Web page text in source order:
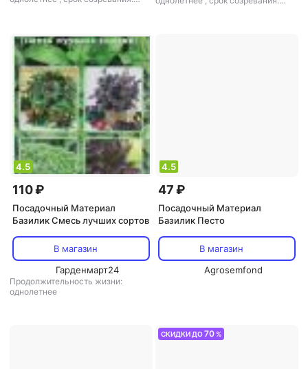
4.5
110 ₽
Посадочный Материал
Базилик Смесь лучших сортов
В магазин
Гарденмарт24
Продолжительность жизни:
однолетнее
4.5
47 ₽
Посадочный Материал
Базилик Песто
В магазин
Agrosemfond
СКИДКИ ДО70 %